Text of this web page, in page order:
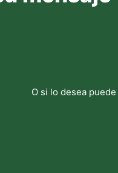
O si lo desea